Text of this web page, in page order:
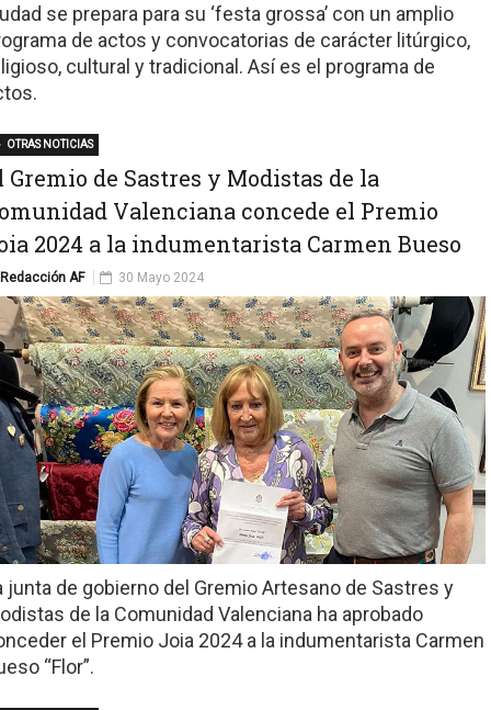
se prepara para su ‘festa grossa’ con un amplio
de actos y convocatorias de carácter litúrgico,
cultural y tradicional. Así es el programa de
Gremio de Sastres y Modistas de la
Valenciana concede el Premio
2024 a la indumentarista Carmen Bueso
Redacción AF
OTRAS NOTICIAS
30 Mayo 2024
junta de gobierno del Gremio Artesano de Sastres y
de la Comunidad Valenciana ha aprobado
el Premio Joia 2024 a la indumentarista Carmen
“Flor”.